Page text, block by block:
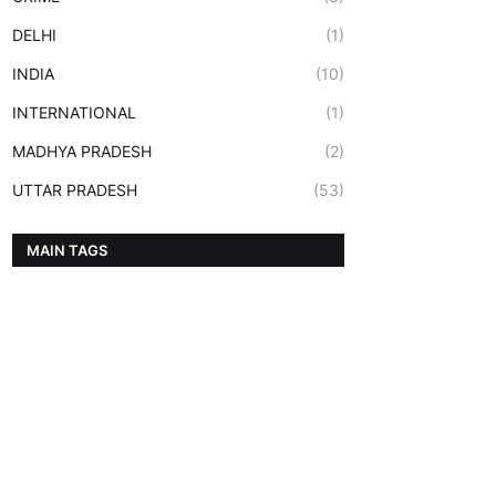
DELHI (1)
INDIA (10)
INTERNATIONAL (1)
MADHYA PRADESH (2)
UTTAR PRADESH (53)
MAIN TAGS